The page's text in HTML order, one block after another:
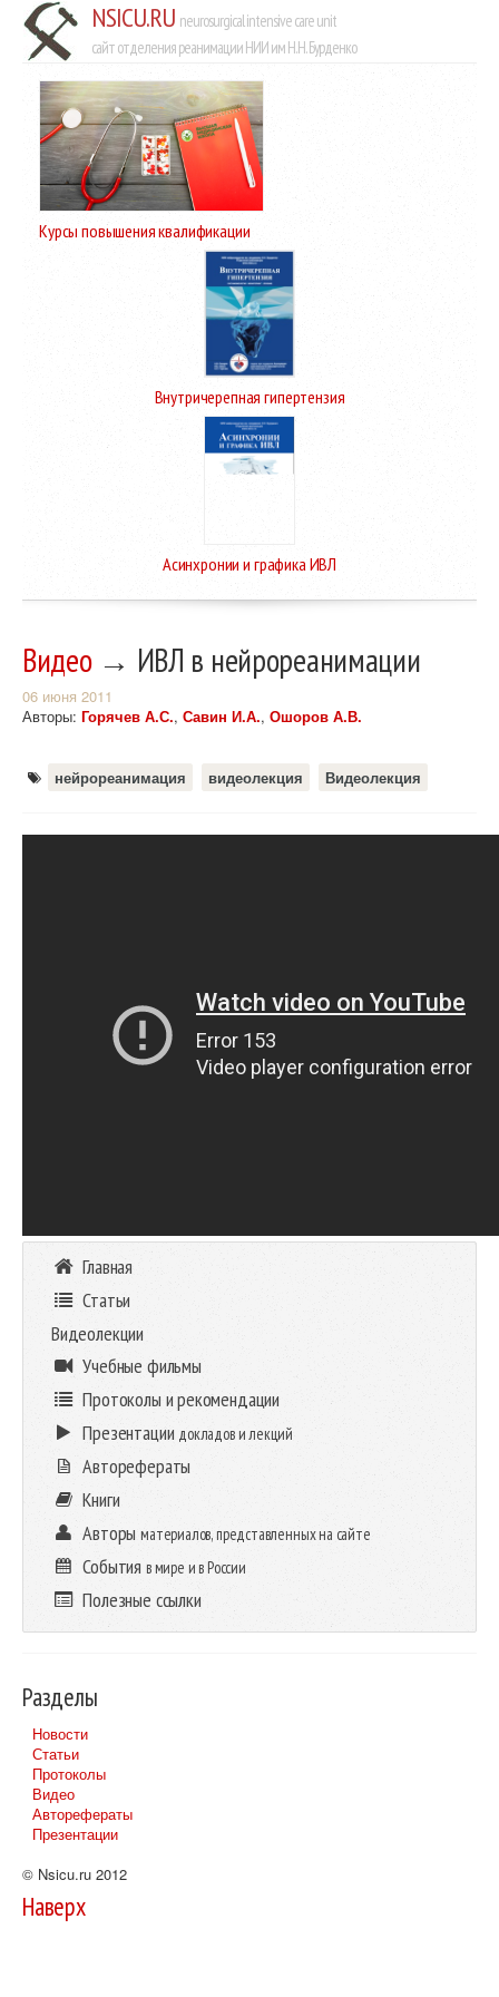
NSICU.RU neurosurgical intensive care unit
сайт отделения реанимации НИИ им Н.Н. Бурденко
Курсы повышения квалификации
Внутричерепная гипертензия
Асинхронии и графика ИВЛ
Видео→ ИВЛ в нейрореанимации
06 июня 2011
Авторы: Горячев А.С., Савин И.А., Ошоров А.В.
нейрореанимация видеолекция Видеолекция
Главная
Статьи
Видеолекции
Учебные фильмы
Протоколы и рекомендации
Презентации докладов и лекций
Авторефераты
Книги
Авторыматериалов, представленных на сайте
События в мире и в России
Полезные ссылки
Разделы
Новости
Статьи
Протоколы
Видео
Авторефераты
Презентации
© Nsicu.ru 2012
Наверх